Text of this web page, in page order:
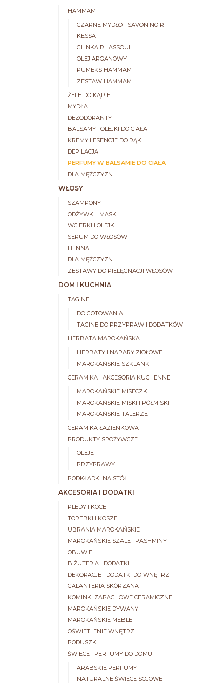
HAMMAM
CZARNE MYDŁO - SAVON NOIR
KESSA
GLINKA RHASSOUL
OLEJ ARGANOWY
PUMEKS HAMMAM
ZESTAW HAMMAM
ŻELE DO KĄPIELI
MYDŁA
DEZODORANTY
BALSAMY I OLEJKI DO CIAŁA
KREMY I ESENCJE DO RĄK
DEPILACJA
PERFUMY W BALSAMIE DO CIAŁA
DLA MĘŻCZYZN
WŁOSY
SZAMPONY
ODŻYWKI I MASKI
WCIERKI I OLEJKI
SERUM DO WŁOSÓW
HENNA
DLA MĘŻCZYZN
ZESTAWY DO PIELĘGNACJI WŁOSÓW
DOM I KUCHNIA
TAGINE
DO GOTOWANIA
TAGINE DO PRZYPRAW I DODATKÓW
HERBATA MAROKAŃSKA
HERBATY I NAPARY ZIOŁOWE
MAROKAŃSKIE SZKLANKI
CERAMIKA I AKCESORIA KUCHENNE
MAROKAŃSKIE MISECZKI
MAROKAŃSKIE MISKI I PÓŁMISKI
MAROKAŃSKIE TALERZE
CERAMIKA ŁAZIENKOWA
PRODUKTY SPOŻYWCZE
OLEJE
PRZYPRAWY
PODKŁADKI NA STÓŁ
AKCESORIA I DODATKI
PLEDY I KOCE
TOREBKI I KOSZE
UBRANIA MAROKAŃSKIE
MAROKAŃSKIE SZALE I PASHMINY
OBUWIE
BIŻUTERIA I DODATKI
DEKORACJE I DODATKI DO WNĘTRZ
GALANTERIA SKÓRZANA
KOMINKI ZAPACHOWE CERAMICZNE
MAROKAŃSKIE DYWANY
MAROKAŃSKIE MEBLE
OŚWIETLENIE WNĘTRZ
PODUSZKI
ŚWIECE I PERFUMY DO DOMU
ARABSKIE PERFUMY
NATURALNE ŚWIECE SOJOWE